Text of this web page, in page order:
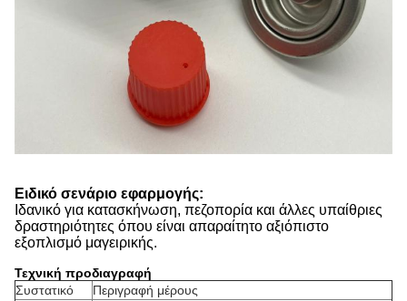
Ειδικό σενάριο εφαρμογής:
Ιδανικό για κατασκήνωση, πεζοπορία και άλλες υπαίθριες
δραστηριότητες όπου είναι απαραίτητο αξιόπιστο
εξοπλισμό μαγειρικής.
Τεχνική προδιαγραφή
Συστατικό
Περιγραφή μέρους